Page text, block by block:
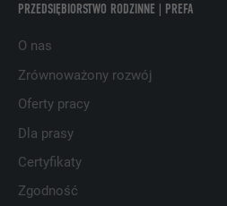
PRZEDSIĘBIORSTWO RODZINNE | PREFA
O nas
Zrównoważony rozwój
Oferty pracy
Dla prasy
Certyfikaty
Zgodność
DOSTAWCA Pinterest
CEL
Stosowany